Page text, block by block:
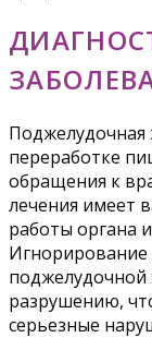
Поджелудочная
переработке
обращения к
лечения имеет
работы органа
поджелудочной
разрушению,
серьезные